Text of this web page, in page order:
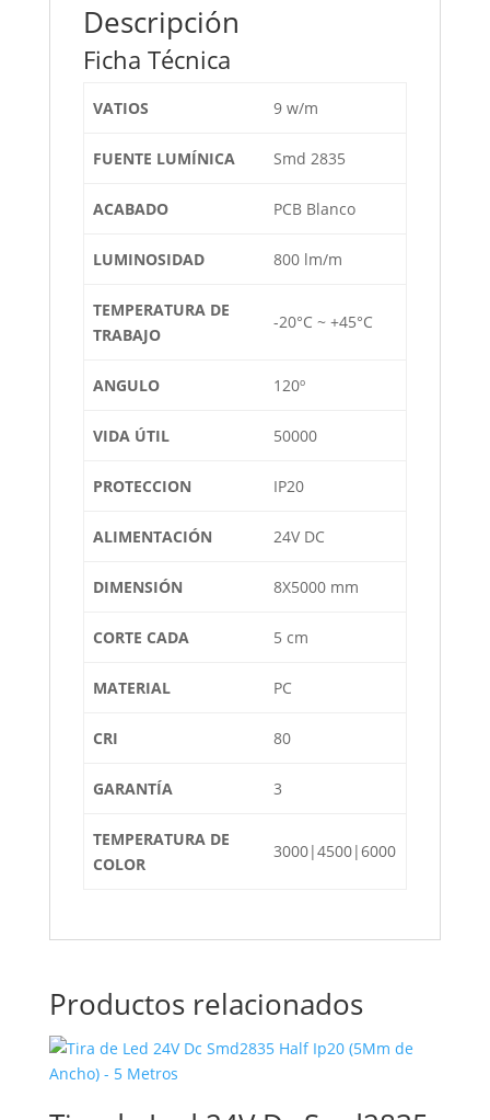
Descripción
Ficha Técnica
VATIOS 9 w/m
FUENTE LUMÍNICA Smd 2835
ACABADO PCB Blanco
LUMINOSIDAD 800 lm/m
TEMPERATURA DE
TRABAJO
-20°C ~ +45°C
ANGULO 120º
VIDA ÚTIL 50000
PROTECCION IP20
ALIMENTACIÓN 24V DC
DIMENSIÓN 8X5000 mm
CORTE CADA 5 cm
MATERIAL PC
CRI 80
GARANTÍA 3
TEMPERATURA DE
COLOR
3000|4500|6000
Productos relacionados